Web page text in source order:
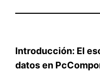
Introducción: El
datos en